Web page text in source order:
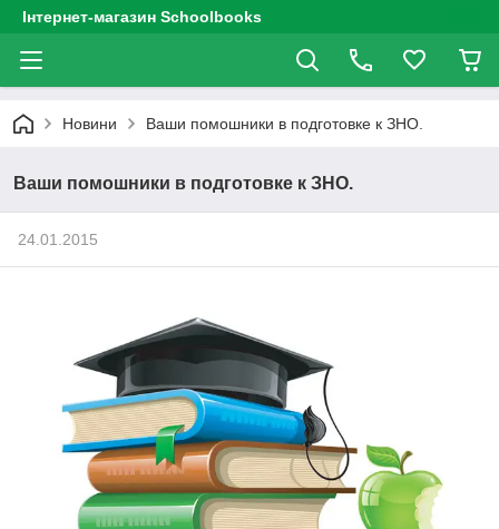
Інтернет-магазин Schoolbooks
Новини Ваши помошники в подготовке к ЗНО.
Ваши помошники в подготовке к ЗНО.
24.01.2015